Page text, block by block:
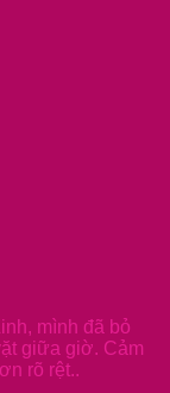
mình đã bỏ
giữa giờ. Cảm
rõ rệt..